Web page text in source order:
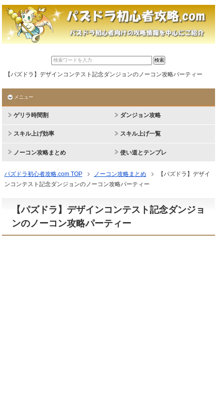
【パズドラ】デザインコンテスト記念ダンジョンのノーコン攻略パーティー
メニュー
ゲリラ時間割 ダンジョン攻略
スキル上げ効率 スキル上げ一覧
ノーコン攻略まとめ 使い道とテンプレ
パズドラ初心者攻略.com TOP ノーコン攻略まとめ
【パズドラ】デザイ
ンコンテスト記念ダンジョンのノーコン攻略パーティー
【パズドラ】デザインコンテスト記念ダンジョ
ンのノーコン攻略パーティー